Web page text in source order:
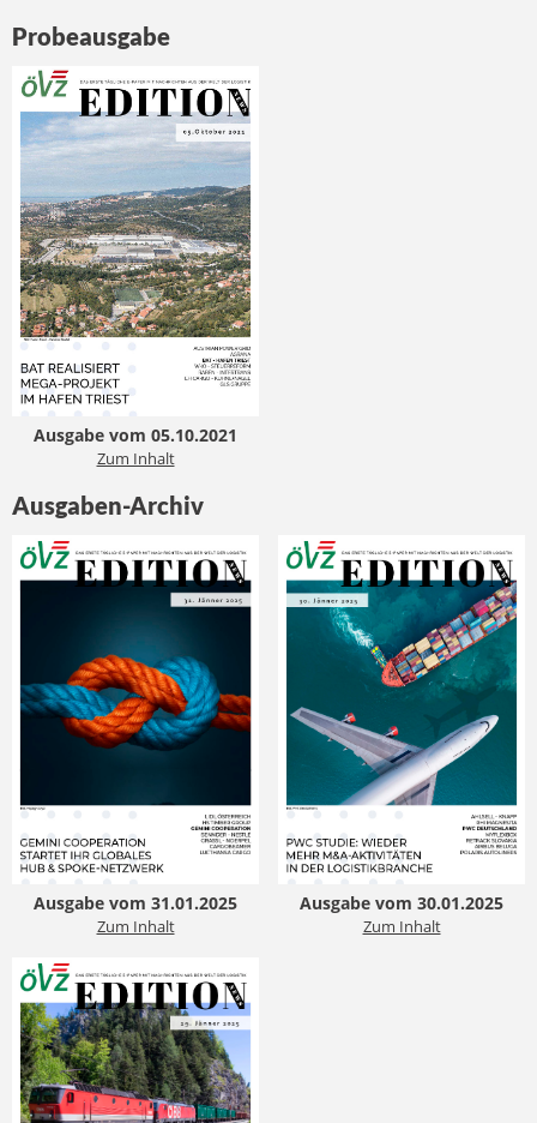
Probeausgabe
Ausgabe vom 05.10.2021
Zum Inhalt
Ausgaben-Archiv
Ausgabe vom 31.01.2025
Zum Inhalt
Ausgabe vom 30.01.2025
Zum Inhalt